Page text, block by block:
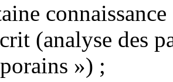
(analyse des
») ;